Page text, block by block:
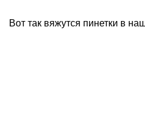
Вот так вяжутся пинетки в